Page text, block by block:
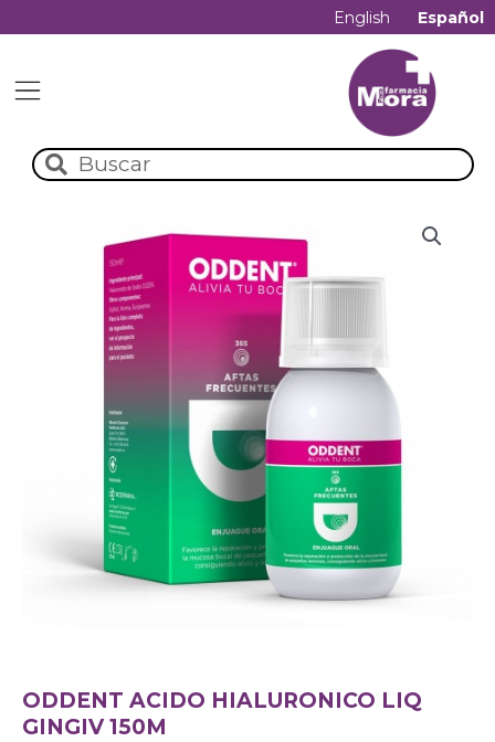
English Español
ODDENT ACIDO HIALURONICO LIQ
GINGIV 150M